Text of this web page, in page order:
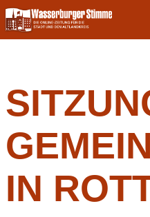
Skip
to
content
IN